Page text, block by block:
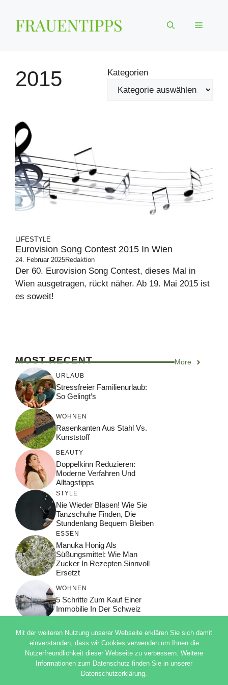
Inhalt
springen
Menü
2015 Kategorien
LIFESTYLE
Eurovision Song Contest 2015 In Wien
24. Februar 2025Redaktion
Der 60. Eurovision Song Contest, dieses Mal in
Wien ausgetragen, rückt näher. Ab 19. Mai 2015 ist
es soweit!
MOST RECENT More
URLAUB
Stressfreier Familienurlaub:
So Gelingt’s
WOHNEN
Rasenkanten Aus Stahl Vs.
Kunststoff
BEAUTY
Doppelkinn Reduzieren:
Moderne Verfahren Und
Alltagstipps
STYLE
Nie Wieder Blasen! Wie Sie
Tanzschuhe Finden, Die
Stundenlang Bequem Bleiben
ESSEN
Manuka Honig Als
Süßungsmittel: Wie Man
Zucker In Rezepten Sinnvoll
Ersetzt
WOHNEN
5 Schritte Zum Kauf Einer
Immobilie In Der Schweiz
© 2026 ADSIMPLE
DATENSCHUTZERKLÄRUNG
Mit der weiteren Nutzung unserer Webseite erklären Sie sich damit
einverstanden, dass wir Cookies verwenden um Ihnen die
Nutzerfreundlichkeit dieser Webseite zu verbessern. Weitere
Informationen zum Datenschutz finden Sie in unserer
Datenschutzerklärung.